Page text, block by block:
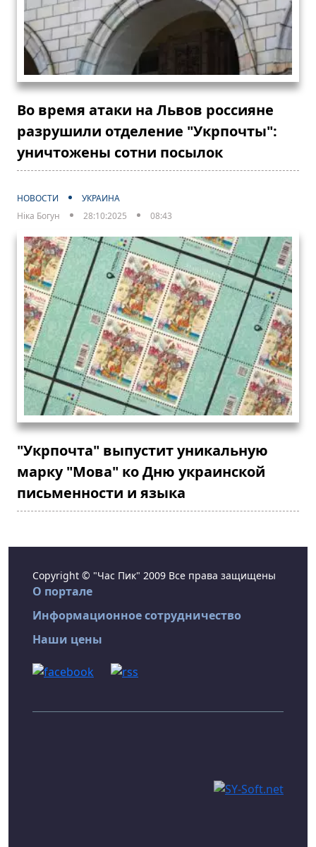
Во время атаки на Львов россияне
разрушили отделение "Укрпочты":
уничтожены сотни посылок
НОВОСТИ
УКРАИНА
Ніка Богун
28:10:2025 08:43
"Укрпочта" выпустит уникальную
марку "Мова" ко Дню украинской
письменности и языка
Copyright © "Час Пик" 2009 Все права защищены
О портале
Информационное сотрудничество
Наши цены